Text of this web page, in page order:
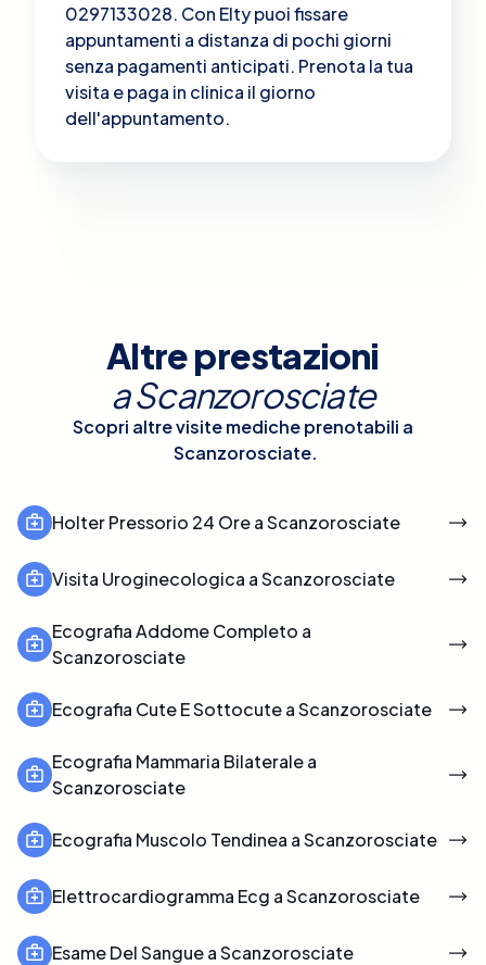
0297133028. Con Elty puoi fissare
appuntamenti a distanza di pochi giorni
senza pagamenti anticipati. Prenota la tua
visita e paga in clinica il giorno
dell'appuntamento.
Altre prestazioni
aScanzorosciate
Scopri altre visite mediche prenotabili a
Scanzorosciate.
Holter Pressorio 24 Ore a Scanzorosciate
Visita Uroginecologica a Scanzorosciate
Ecografia Addome Completo a
Scanzorosciate
Ecografia Cute E Sottocute a Scanzorosciate
Ecografia Mammaria Bilaterale a
Scanzorosciate
Ecografia Muscolo Tendinea a Scanzorosciate
Elettrocardiogramma Ecg a Scanzorosciate
Esame Del Sangue a Scanzorosciate